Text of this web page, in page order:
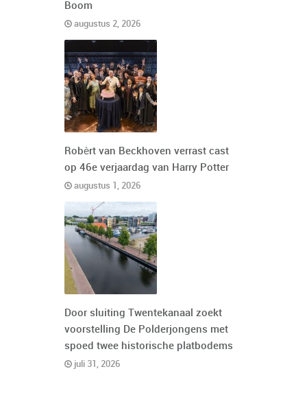
Boom
augustus 2, 2026
Robèrt van Beckhoven verrast cast
op 46e verjaardag van Harry Potter
augustus 1, 2026
Door sluiting Twentekanaal zoekt
voorstelling De Polderjongens met
spoed twee historische platbodems
juli 31, 2026